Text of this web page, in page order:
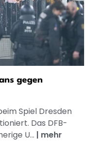
gegen
Spiel Dresden
Das DFB-
U... | mehr